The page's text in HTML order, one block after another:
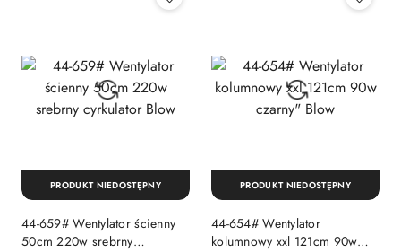
44-659# Wentylator ścienny
50cm 220w srebrny
PRODUKT NIEDOSTĘPNY
44-654# Wentylator
kolumnowy xxl 121cm 90w
PRODUKT NIEDOSTĘPNY